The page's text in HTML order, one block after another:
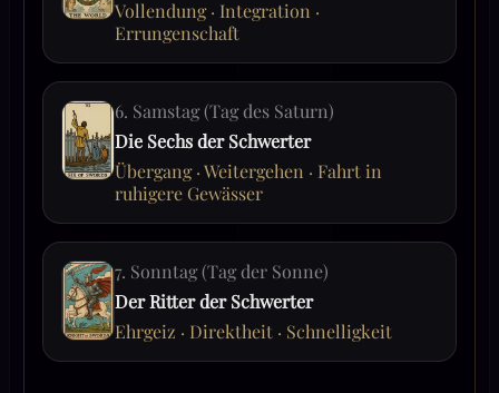
Vollendung · Integration ·
Errungenschaft
6. Samstag (Tag des Saturn)
Die Sechs der Schwerter
Übergang · Weitergehen · Fahrt in
ruhigere Gewässer
7. Sonntag (Tag der Sonne)
Der Ritter der Schwerter
Ehrgeiz · Direktheit · Schnelligkeit